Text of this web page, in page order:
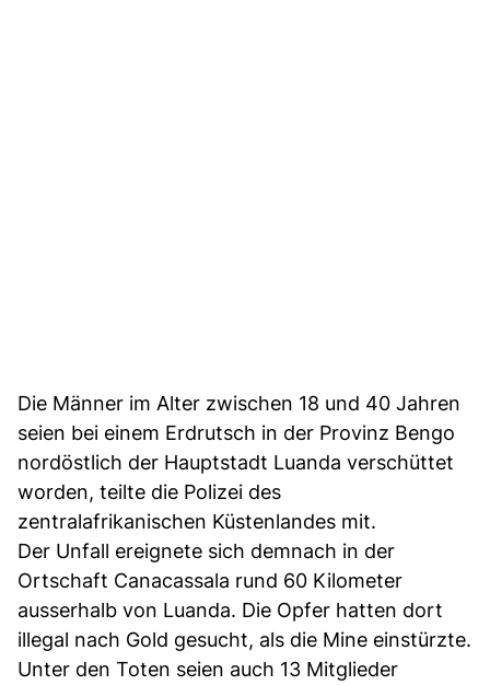
Die Männer im Alter zwischen 18 und 40 Jahren
seien bei einem Erdrutsch in der Provinz Bengo
nordöstlich der Hauptstadt Luanda verschüttet
worden, teilte die Polizei des
zentralafrikanischen Küstenlandes mit.
Der Unfall ereignete sich demnach in der
Ortschaft Canacassala rund 60 Kilometer
ausserhalb von Luanda. Die Opfer hatten dort
illegal nach Gold gesucht, als die Mine einstürzte.
Unter den Toten seien auch 13 Mitglieder